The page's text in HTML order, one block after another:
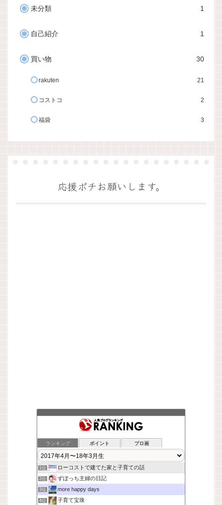
未分類 1
自己紹介 1
買い物 30
rakuten 21
コストコ 2
福袋 3
応援ポチお願いします。
ランキング ポイント ブロ画
1位 ローコストで建てた家と子育ての話
2位 ずぼっち主婦の日記
3位 more happy days
4位 子育て宝珠